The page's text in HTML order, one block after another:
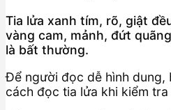
Tia lửa xanh tím, rõ, giật
vàng cam, mảnh, đứt
là bất thường.
Để người đọc dễ hình
cách đọc tia lửa khi kiểm